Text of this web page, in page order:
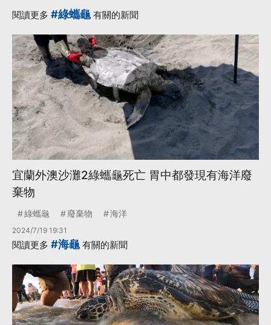
閱讀更多 #綠蠵龜有關的新聞
宜蘭外澳沙灘2綠蠵龜死亡 胃中都發現有海洋廢
棄物
綠蠵龜 廢棄物 海洋
2024/7/19 19:31
閱讀更多 #海龜有關的新聞